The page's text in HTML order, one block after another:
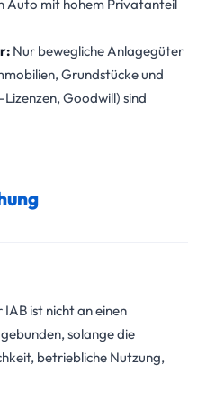
Auto mit hohem Privatanteil
Nur bewegliche Anlagegüter
Grundstücke und
Goodwill) sind
IAB ist nicht an einen
solange die
betriebliche Nutzung,